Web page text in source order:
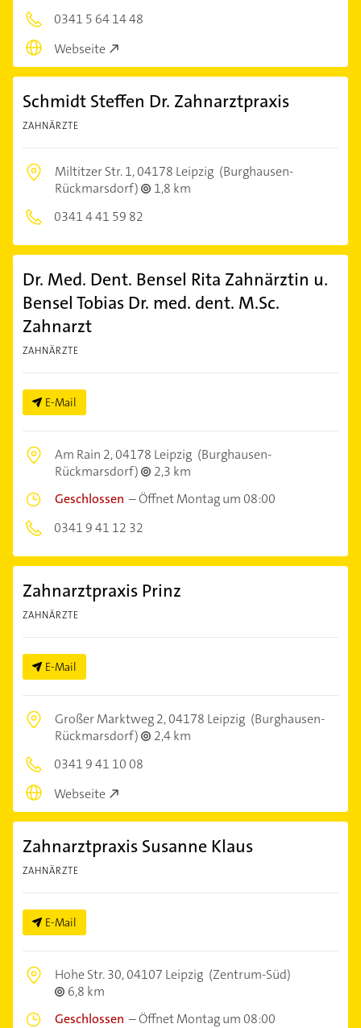
0341 5 64 14 48
Webseite
Schmidt Steffen Dr. Zahnarztpraxis
ZAHNÄRZTE
Miltitzer Str. 1,04178 Leipzig (Burghausen-
Rückmarsdorf)
1,8 km
0341 4 41 59 82
Dr. Med. Dent. Bensel Rita Zahnärztin u.
Bensel Tobias Dr. med. dent. M.Sc.
Zahnarzt
ZAHNÄRZTE
E-Mail
Am Rain 2,04178 Leipzig (Burghausen-
Rückmarsdorf)
2,3 km
Geschlossen –Öffnet Montag um 08:00
0341 9 41 12 32
Zahnarztpraxis Prinz
ZAHNÄRZTE
E-Mail
Großer Marktweg 2,04178 Leipzig (Burghausen-
Rückmarsdorf)
2,4 km
0341 9 41 10 08
Webseite
Zahnarztpraxis Susanne Klaus
ZAHNÄRZTE
E-Mail
Hohe Str. 30,04107 Leipzig (Zentrum-Süd)
6,8 km
Geschlossen –Öffnet Montag um 08:00